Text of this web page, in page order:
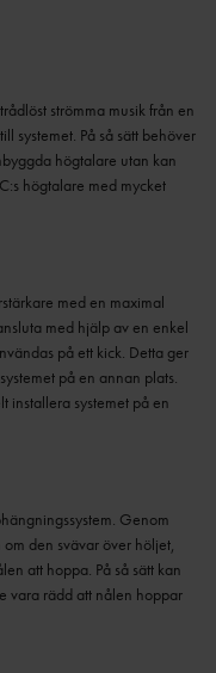
strömma musik från en
systemet. På så sätt behöver
högtalare utan kan
högtalare med mycket
med en maximal
med hjälp av en enkel
på ett kick. Detta ger
på en annan plats.
installera systemet på en
Genom
den svävar över höljet,
att hoppa. På så sätt kan
vara rädd att nålen hoppar